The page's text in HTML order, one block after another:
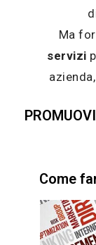
Ma
servizi
Come